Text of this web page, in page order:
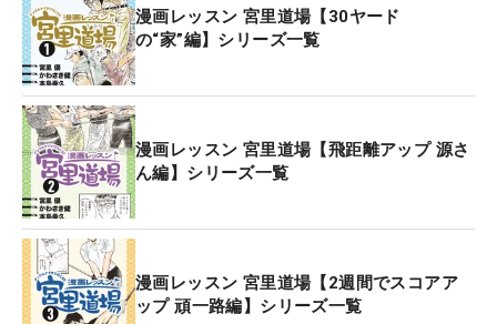
漫画レッスン 宮里道場【30ヤード
の“家”編】シリーズ一覧
漫画レッスン 宮里道場【飛距離アップ 源さ
ん編】シリーズ一覧
漫画レッスン 宮里道場【2週間でスコアア
ップ 頑一路編】シリーズ一覧